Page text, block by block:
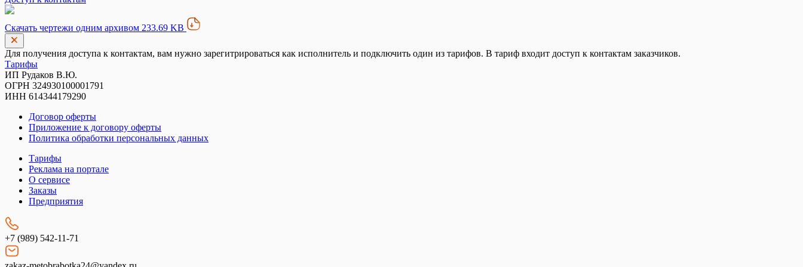
Скачать чертежи одним архивом 233.69 KB
Для получения доступа к контактам, вам нужно зарегитрироваться как исполнитель и подключить один из тарифов. В тариф входит доступ к контактам заказчиков.
Тарифы
ИП Рудаков В.Ю.
ОГРН 324930100001791
ИНН 614344179290
Договор оферты
Приложение к договору оферты
Политика обработки персональных данных
Тарифы
Реклама на портале
О сервисе
Заказы
Предприятия
+7 (989) 542-11-71